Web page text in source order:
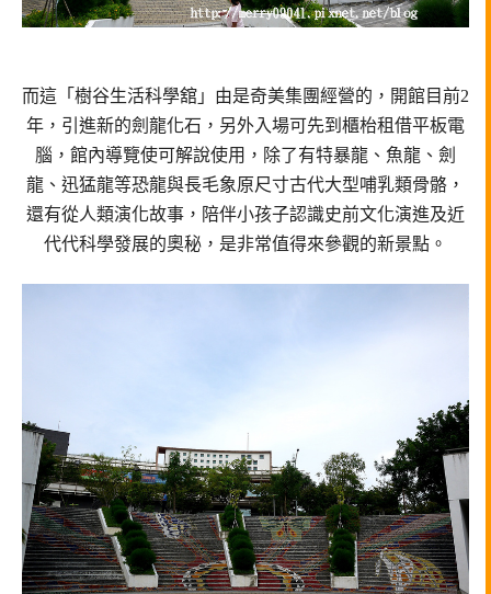
而這「樹谷生活科學舘」由是奇美集團經營的，開館目前2
年，引進新的劍龍化石，另外入場可先到櫃枱租借平板電
腦，館內導覽使可解說使用，除了有特暴龍、魚龍、劍
龍、迅猛龍等恐龍與長毛象原尺寸古代大型哺乳類骨骼，
還有從人類演化故事，陪伴小孩子認識史前文化演進及近
代代科學發展的奧秘，是非常值得來參觀的新景點。